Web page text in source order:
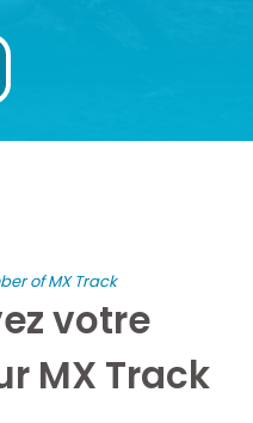
of MX Track
votre
MX Track